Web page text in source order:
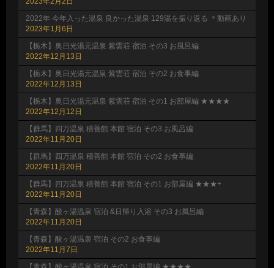
2022年 今年入った温泉 良かった温泉 129湯を振り返る ＊動画あり
2023年1月6日
【栃木】奥日光湯元温泉 紫雲荘 宿泊 その3 お風呂編
2022年12月13日
【栃木】奥日光湯元温泉 紫雲荘 宿泊 その2 お食事編
2022年12月13日
【栃木】奥日光湯元温泉 紫雲荘 宿泊 その1 お部屋編 ★★★★
2022年12月12日
【群馬】四万温泉 積善館 本館 宿泊 その3 お風呂編
2022年11月20日
【群馬】四万温泉 積善館 本館 宿泊 その2 お食事編
2022年11月20日
【群馬】四万温泉 積善館 本館 宿泊 その1 お部屋編 ★★★+
2022年11月20日
【青森】酸ヶ湯温泉 宿泊 &日帰り入浴 その3 お風呂編
2022年11月20日
【青森】酸ヶ湯温泉 宿泊 その2 お食事編
2022年11月7日